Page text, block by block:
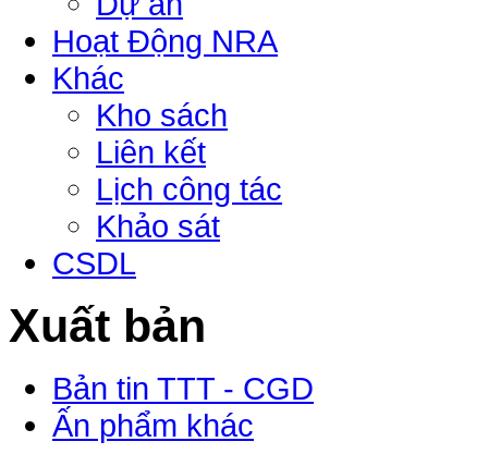
Hoạt Động NRA
Khác
Kho sách
Liên kết
Lịch công tác
Khảo sát
CSDL
Xuất bản
Bản tin TTT - CGD
Ấn phẩm khác